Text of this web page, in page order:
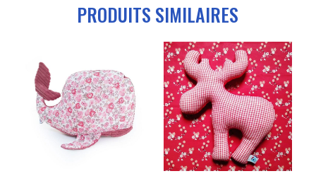
PRODUITS SIMILAIRES